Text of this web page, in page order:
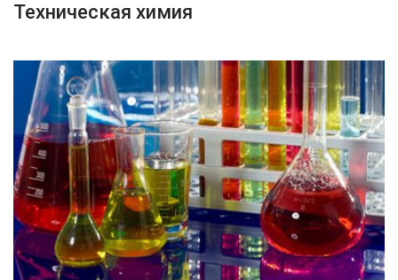
Техническая химия
ПОДРОБНЕЕ